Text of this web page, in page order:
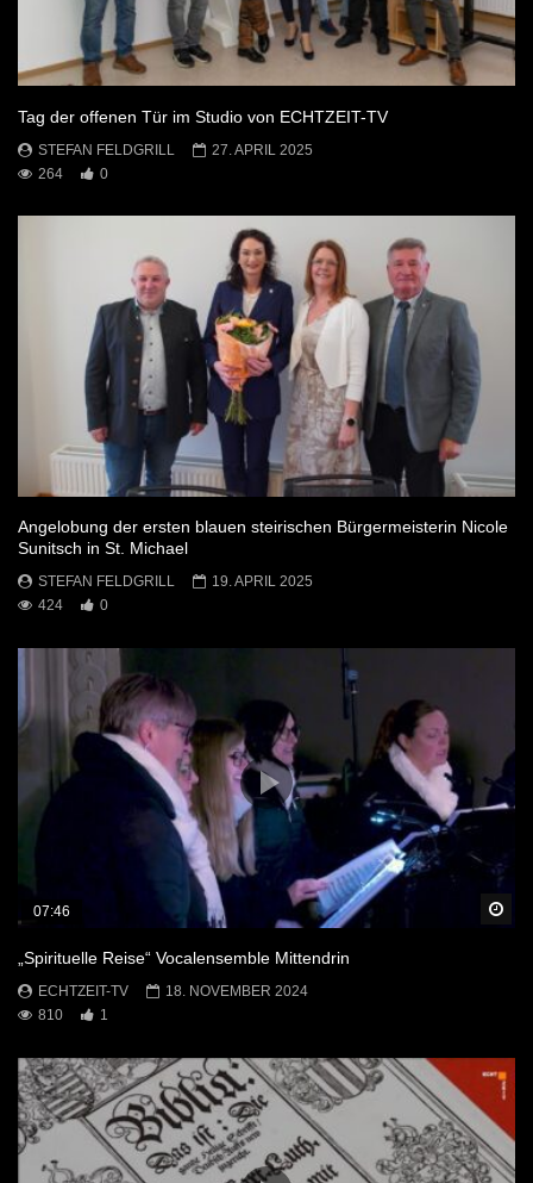
Tag der offenen Tür im Studio von ECHTZEIT-TV
STEFAN FELDGRILL
27. APRIL 2025
264
0
Angelobung der ersten blauen steirischen Bürgermeisterin Nicole
Sunitsch in St. Michael
STEFAN FELDGRILL
19. APRIL 2025
424
0
07:46
„Spirituelle Reise“ Vocalensemble Mittendrin
ECHTZEIT-TV
18. NOVEMBER 2024
810
1